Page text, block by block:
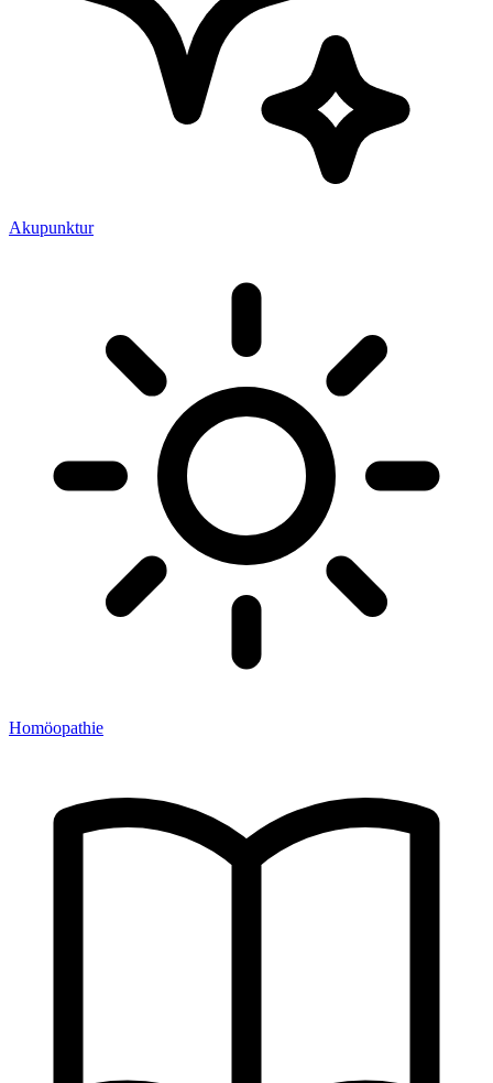
Akupunktur
Homöopathie